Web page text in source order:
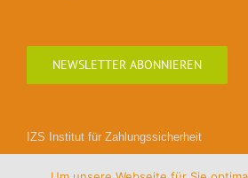
NEWSLETTER ABONNIEREN
IZS Institut für Zahlungssicherheit